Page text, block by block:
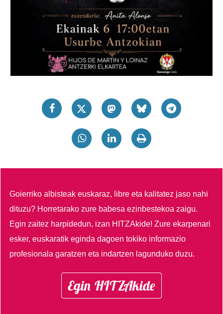
Goierriko albisteak euskaraz, libre eta kalitatez jaso nahi
dituzu? Horretarako zure babesa ezinbestekoa zaigu.
Egin zaitez harpidedun, izan HITZAkide!Zure ekarpenari
esker, euskaratik eginda dagoen tokiko informazio
profesionala garatzen eta indartzen lagunduko duzu.
Egin HITZAkide